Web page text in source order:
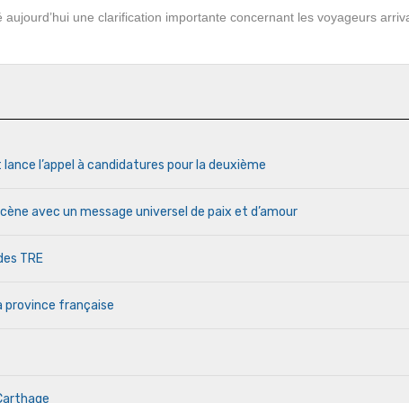
une clarification importante concernant les voyageurs
l’appel à candidatures pour la deuxième
avec un message universel de paix et d’amour
TRE
province française